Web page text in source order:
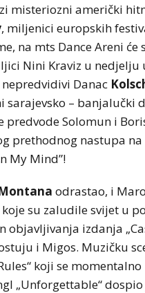
misteriozni američki
, miljenici europskih
na mts Dance Areni će
Nini Kraviz u
Danac
sarajevsko – banjalučki
Solomun i
prethodnog nastupa
My Mind”!
odrastao, i
su zaludile svijet u
izdanja
i Migos. Muzičku
koji se
„Unforgettable“